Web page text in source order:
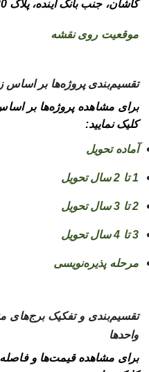
کاشان، جنب بانک آینده، پلاک 820، املاک آتیسان (یابنده)
موقعیت روی نقشه
تقسیم‌بندی پروژه‌ها بر اساس
برای مشاهده پروژه‌ها بر
کلیک نمایید:
آماده تحویل
1 تا 2 سال تحویل
2 تا 3 سال تحویل
3 تا 4 سال تحویل
مرحله پذیره‌نویسی
واحدها
برای مشاهده قیمت‌ها و